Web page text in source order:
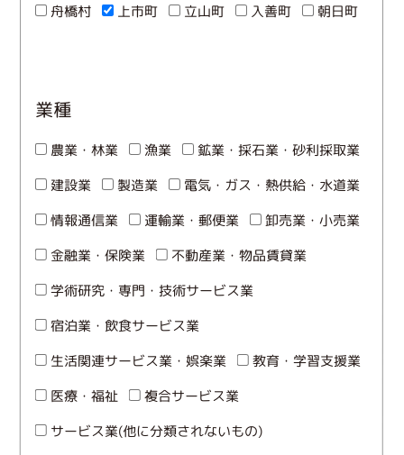
舟橋村
上市町 立山町 入善町 朝日町
業種
農業・林業 漁業 鉱業・採石業・砂利採取業
建設業 製造業 電気・ガス・熱供給・水道業
情報通信業 運輸業・郵便業
卸売業・小売業
金融業・保険業
不動産業・物品賃貸業
学術研究・専門・技術サービス業
宿泊業・飲食サービス業
生活関連サービス業・娯楽業 教育・学習支援業
医療・福祉 複合サービス業
サービス業(他に分類されないもの)